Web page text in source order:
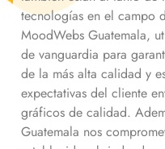
tecnologías en el campo
MoodWebs Guatemala,
de vanguardia para
de la más alta calidad y
expectativas del cliente
gráficos de calidad.
Guatemala nos